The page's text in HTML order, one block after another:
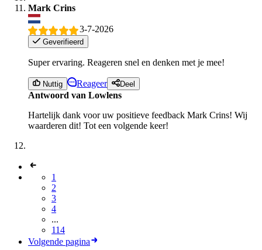
Mark Crins
3-7-2026
Geverifieerd
Super ervaring. Reageren snel en denken met je mee!
Nuttig Reageer Deel
Antwoord van Lowlens
Hartelijk dank voor uw positieve feedback Mark Crins! Wij
waarderen dit! Tot een volgende keer!
1
2
3
4
...
114
Volgende pagina